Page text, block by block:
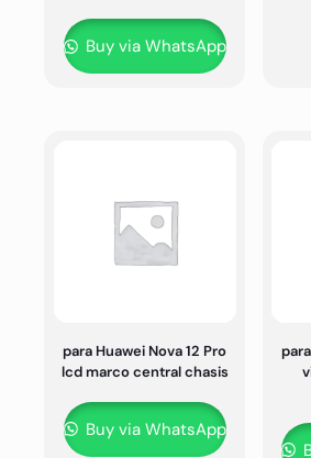
Buy via WhatsApp
para Huawei Nova 12 Pro
lcd marco central chasis
Buy via WhatsApp